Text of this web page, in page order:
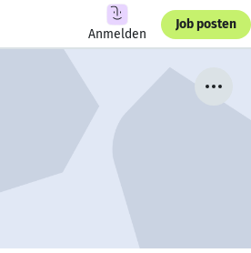
Anmelden
Job posten